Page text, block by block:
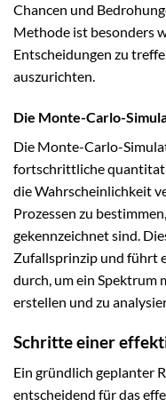
Chancen und
Methode ist besonders
Entscheidungen zu
auszurichten.
Die Monte-Carlo-
Die Monte-Carlo-
fortschrittliche
die Wahrscheinlichkeit
Prozessen zu
gekennzeichnet sind.
Zufallsprinzip und führt
durch, um ein Spektrum
erstellen und zu
Schritte einer
Ein gründlich geplanter
entscheidend für das